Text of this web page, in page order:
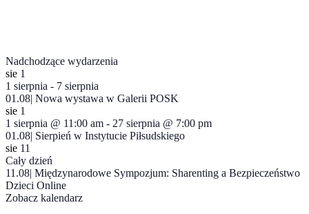
Nadchodzące wydarzenia
sie 1
1 sierpnia - 7 sierpnia
01.08| Nowa wystawa w Galerii POSK
sie 1
1 sierpnia @ 11:00 am - 27 sierpnia @ 7:00 pm
01.08| Sierpień w Instytucie Piłsudskiego
sie 11
Cały dzień
11.08| Międzynarodowe Sympozjum: Sharenting a Bezpieczeństwo
Dzieci Online
Zobacz kalendarz